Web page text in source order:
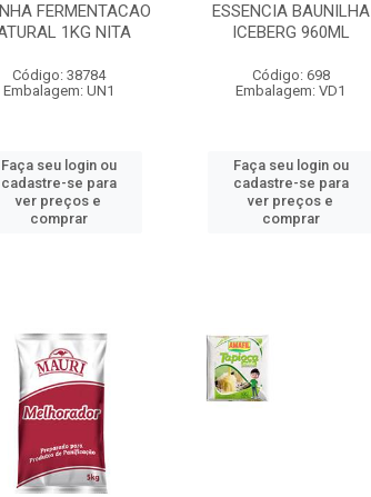
FERMENTACAO
1KG NITA
Código: 38784
Embalagem: UN1
Faça seu login ou
cadastre-se para
ver preços e
comprar
ESSENCIA BAUNILHA
ICEBERG 960ML
Código: 698
Embalagem: VD1
Faça seu login ou
cadastre-se para
ver preços e
comprar